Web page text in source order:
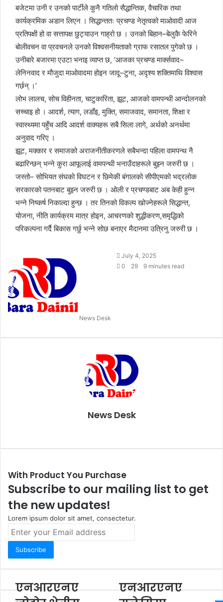
बजेटमा उनी र उनको पार्टीले कुनै गतिलो सैद्धान्तिक, वैचारिक तथा
कार्यक्रमिक अडान लिएन । सिद्धान्ततः प्रचण्ड नेतृत्वको माओवादी आज
प्रतिपक्षी हो वा सत्तापक्ष छुट्याउन गाह्रो छ । उनको बिहान–बेलुकै फेरिने
बोलीवचन वा प्रवचनले उनको विश्वसनीयताको ग्राफ रसातल पुगेको छ ।
उनीबारे बजारमा एउटा भनाइ व्याप्त छ, ‘आजका प्रचण्ड मार्क्सवाद–
लेनिनवाद र मौजुदा माओवादमा होइन जादू–टुना, अदृश्य शक्तिमाथि विश्वास
गर्छन् ।’
लोभ लालच, सोच विहीनता, चाटुकारिता, झूट, आजको वामपन्थी आन्दोलनको
सच्चाइ हो । आदर्श, त्याग, लडाँइ, मुक्ति, समाजवाद, समानता, शिक्षा र
स्वास्थ्यमा पहुँच आदि आदर्श वाक्यहरू सबै सिला लागे, अर्थको अनर्थमा
अनुवाद गरिए ।
झूट, मक्कार र समाजको अराजनीतीकरणले सबैभन्दा पहिला वामपन्थ नै
बढारिन्छन् भन्ने कुरा आफूलाई वामपन्थी भनाउँदाहरूले बुझ्न जरुरी छ ।
जस्तो– सोभियत संघको विघटन र छिमेकी बंगालको सीपीएमको भद्रलोक
सरकारको पतनबाट बुझ्न जरुरी छ । ओली र प्रचण्डबाट अब केही हुन्न
भन्ने निष्कर्ष निकाल्दा हुन्छ । तर तिनको विकल्प खोज्नेहरूले सिद्धान्त,
योजना, नीति कार्यक्रम मात्र होइन, आचरणको शुद्धीकरण,समृद्धिको
परिकल्पना गर्दै बिकास गर्छु भन्ने सोछ बनाएर मैदानमा उत्रिनु जरुरी छ ।
News Desk
a
l
July 4, 2025
0
29 9 minutes read
News Desk
i
t
With Product You Purchase
Subscribe to our mailing list to get
the new updates!
Lorem ipsum dolor sit amet, consectetur.
E
n
e
r
o एनआरएनए
एनआरएनए